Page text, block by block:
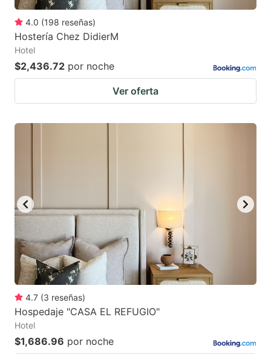
4.0 (198 reseñas)
Hostería Chez DidierM
Hotel
$2,436.72 por noche
Ver oferta
4.7 (3 reseñas)
Hospedaje "CASA EL REFUGIO"
Hotel
$1,686.96 por noche